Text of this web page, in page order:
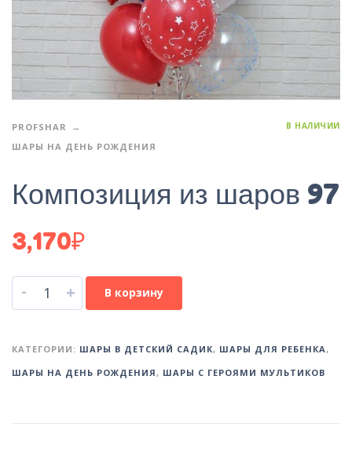
PROFSHAR
ШАРЫ НА ДЕНЬ РОЖДЕНИЯ
В НАЛИЧИИ
Композиция из шаров 97
3,170₽
- + В корзину
КАТЕГОРИИ: ШАРЫ В ДЕТСКИЙ САДИК, ШАРЫ ДЛЯ РЕБЕНКА,
ШАРЫ НА ДЕНЬ РОЖДЕНИЯ, ШАРЫ С ГЕРОЯМИ МУЛЬТИКОВ